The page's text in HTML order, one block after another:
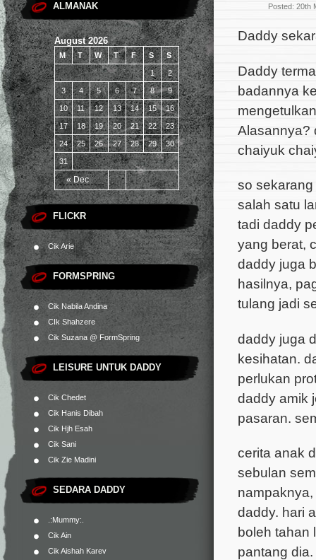
ALMANAK
August 2026
M T W T F S S
« Dec
1 2
3 4 5 6 7 8 9
10 11 12 13 14 15 16
17 18 19 20 21 22 23
24 25 26 27 28 29 30
31
FLICKR
Cik Arie
FORMSPRING
Cik Nabila Andina
CIk Shahzere
Cik Suzana @ FormSpring
LEISURE UNTUK DADDY
Cik Chedet
Cik Hanis Dibah
Cik Hjh Esah
Cik Sani
Cik Zie Madini
SEDARA DADDY
.:Mummy:.
Cik Ain
Cik Aishah Karev
Posted: 20th
Daddy
Daddy
badannya
Alasannya?
chaiyuk
so
salah satu
tadi daddy
yang berat,
daddy juga
hasilnya,
tulang jadi
daddy juga
kesihatan.
perlukan
daddy amik
pasaran.
cerita anak
sebulan
daddy. hari
boleh tahan
pantang